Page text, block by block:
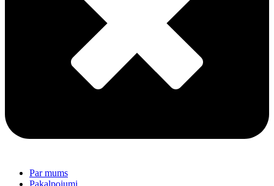
Par mums
Pakalpojumi